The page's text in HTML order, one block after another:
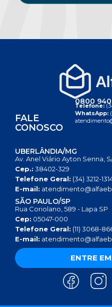
FALE
CONOSCO
0800
Telefone:
WhatsApp:
UBERLÂNDIA/MG
Av. Anel Viário Ayton Senna,
Cep.: 38402-329
Telefone Geral: (34) 3212-
E-mail:
SÃO PAULO/SP
Rua Coriolano, 589 - Lapa SP
Cep: 05047-000
Telefone Geral: (11) 3068-
E-mail:
ENTRE